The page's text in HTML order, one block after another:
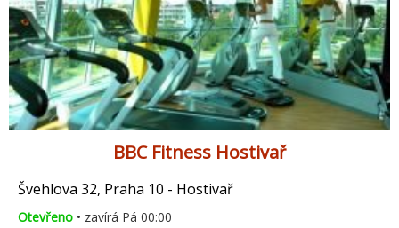
BBC Fitness Hostivař
Švehlova 32, Praha 10 - Hostivař
Otevřeno • zavírá Pá 00:00